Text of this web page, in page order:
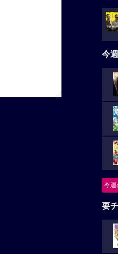
今
今週
要